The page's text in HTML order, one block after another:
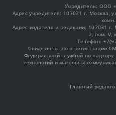
Учредитель:
Адрес учредителя: 107031 г. Москва,
Адрес издателя и редакции: 107031
2, пом. V,
Телефон:
Свидетельство о регистрации
Федеральной службой по
технологий и массовых
Главный